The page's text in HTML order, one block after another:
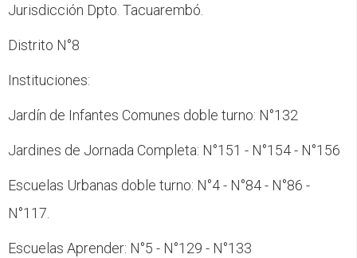
Jurisdicción Dpto. Tacuarembó.
Distrito N°8
Instituciones:
Jardín de Infantes Comunes doble turno: N°132
Jardines de Jornada Completa: N°151 - N°154 - N°156
Escuelas Urbanas doble turno: N°4 - N°84 - N°86 -
N°117.
Escuelas Aprender: N°5 - N°129 - N°133